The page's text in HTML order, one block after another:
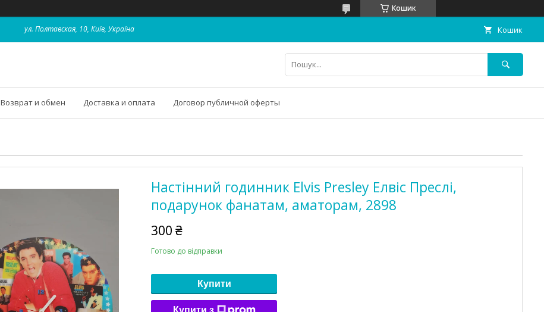
Кошик
ул. Полтавская, 10, Київ, Україна Кошик
Возврат и обмен Доставка и оплата Договор публичной оферты
Настінний годинник Elvis Presley Елвіс Преслі,
подарунок фанатам, аматорам, 2898
300 ₴
Готово до відправки
Купити
Купити з